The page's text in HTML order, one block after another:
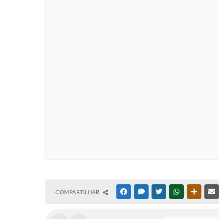
COMPARTILHAR FACEBOOKMESSENGER
TWITTERWHATSAPP